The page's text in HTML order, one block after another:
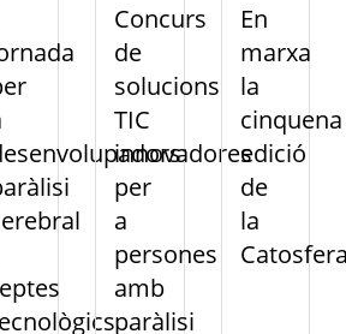
Concurs
de
solucions
TIC
innovadores
per
a
persones
amb
paràlisi
En
marxa
la
cinquena
edició
de
la